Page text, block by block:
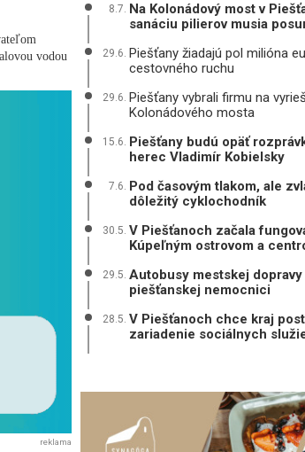
vodou
reklama
8.7. Na Kolonádový most v
sanáciu pilierov musia
29.6. Piešťany žiadajú pol milióna
cestovného ruchu
29.6. Piešťany vybrali firmu na
Kolonádového mosta
15.6. Piešťany budú opäť
herec Vladimír Kobielsky
7.6. Pod časovým tlakom, ale
dôležitý cyklochodník
30.5. V Piešťanoch začala
Kúpeľným ostrovom a
29.5. Autobusy mestskej
piešťanskej nemocnici
28.5. V Piešťanoch chce kraj
zariadenie sociálnych